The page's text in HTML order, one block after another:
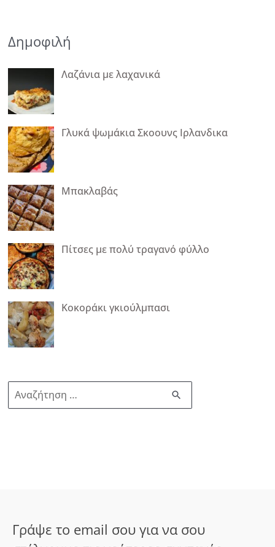
Δημοφιλή
Λαζάνια με λαχανικά
Γλυκά ψωμάκια Σκοουνς Ιρλανδικα
Μπακλαβάς
Πίτσες με πολύ τραγανό φύλλο
Κοκοράκι γκιούλμπασι
ν
σΓράψε το email σου για να σου